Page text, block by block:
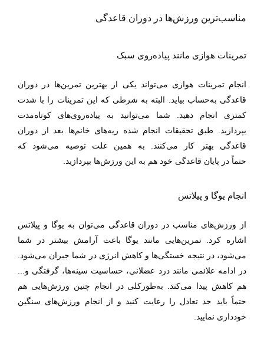
مناسب‌ترین ورزش‌ها در دوران قاعدگی
تمرینات هوازی مانند پیاده‌روی سبک
انجام تمرینات هوازی می‌تواند یکی از بهترین تمرین‌ها در دوران
قاعدگی به‌حساب بیاید. البته به شرطی که این تمرینات را با شدت
کمتری انجام دهید. شما می‌توانید به پیاده‌روی‌های کوتاه‌مدت
بپردازید. طبق تحقیقات انجام شده ریه‌های خانم‌ها بعد از دوران
قاعدگی بهتر کار می‌کنند.
به همین علت توصیه می‌شود که
حتماً در پایان قاعدگی خود هم به این ورزش‌ها بپردازید.
انجام یوگا و پیلاتس
از ورزش‌های مناسب در دوران قاعدگی می‌توان به یوگا و پیلاتس
اشاره کرد. تمرین‌هایی مانند یوگا باعث آرامش بیشتر در شما
می‌شود، در نتیجه خستگی‌ها و کاهش انرژی در شما جبران می‌شود.
در ادامه علائمی مانند درد عضلانی، حساسیت سینه‌ها، گرفتگی و...
هم کاهش پیدا می‌کند. به‌طورکلی در انجام چنین ورزش‌هایی هم
حتماً باید حد تعادل را رعایت کنید و از انجام ورزش‌های سنگین
خودداری نمایید.